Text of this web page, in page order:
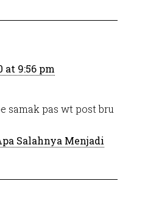
at 9:56 pm
samak pas wt post bru
Salahnya Menjadi